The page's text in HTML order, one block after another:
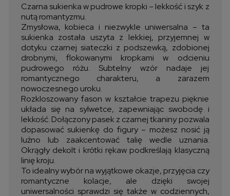
Czarna sukienka w pudrowe kropki – lekkość i szyk z
nutą romantyzmu.
Zmysłowa, kobieca i niezwykle uniwersalna – ta
sukienka została uszyta z lekkiej, przyjemnej w
dotyku czarnej siateczki z podszewką, zdobionej
drobnymi, flokowanymi kropkami w odcieniu
pudrowego różu. Subtelny wzór nadaje jej
romantycznego charakteru, a zarazem
nowoczesnego uroku.
Rozkloszowany fason w kształcie trapezu pięknie
układa się na sylwetce, zapewniając swobodę i
lekkość. Dołączony pasek z czarnej tkaniny pozwala
dopasować sukienkę do figury – możesz nosić ją
luźno lub zaakcentować talię wedle uznania.
Okrągły dekolt i krótki rękaw podkreślają klasyczną
linię kroju.
To idealny wybór na wyjątkowe okazje, przyjęcia czy
romantyczne kolacje, ale dzięki swojej
uniwersalności sprawdzi się także w codziennych,